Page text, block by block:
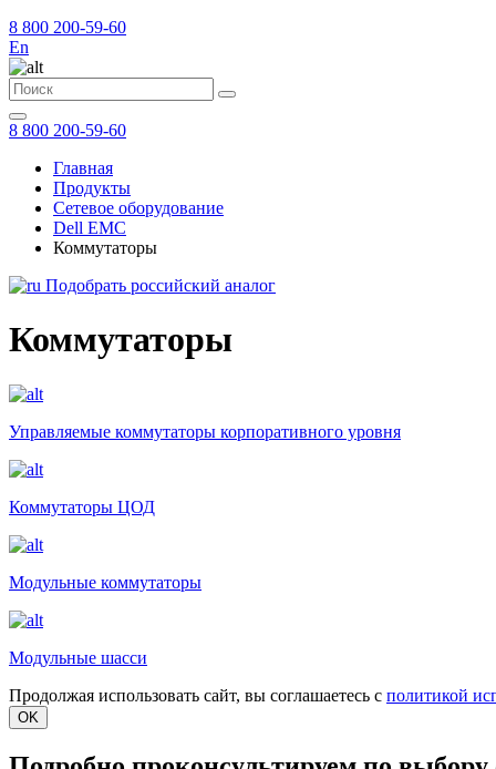
8 800 200-59-60
En
8 800 200-59-60
Главная
Продукты
Сетевое оборудование
Dell EMC
Коммутаторы
Подобрать российский аналог
Коммутаторы
Управляемые коммутаторы корпоративного уровня
Коммутаторы ЦОД
Модульные коммутаторы
Модульные шасси
Продолжая использовать сайт, вы соглашаетесь с политикой
OK